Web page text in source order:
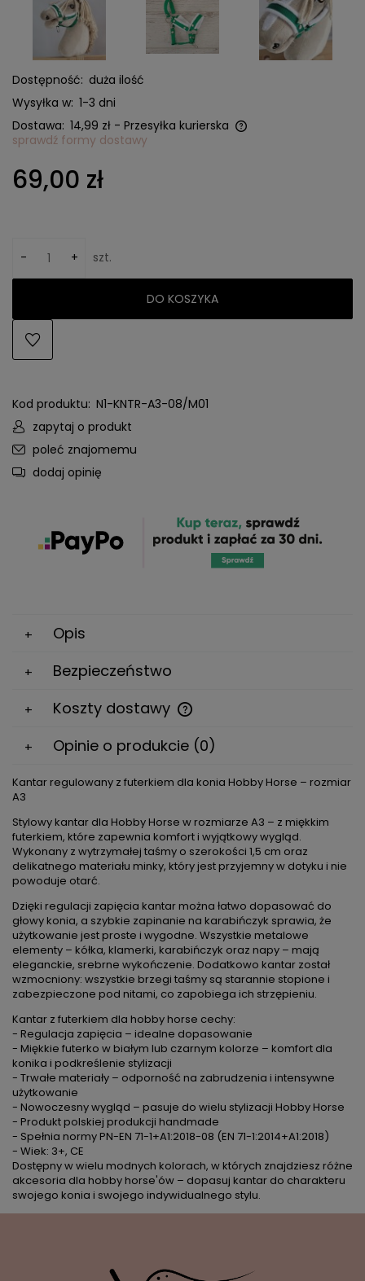
Dostępność: duża ilość
Wysyłka w: 1-3 dni
Dostawa: 14,99 zł - Przesyłka kurierska
Cena nie zawiera ewentualnych kosztów płatności
sprawdź formy dostawy
69,00 zł
- + szt.
DO KOSZYKA
Kod produktu: N1-KNTR-A3-08/M01
zapytaj o produkt
poleć znajomemu
dodaj opinię
Opis
Bezpieczeństwo
Koszty dostawy
Cena nie zawiera ewentualnych kosztów płatności
Opinie o produkcie (0)
Kantar regulowany z futerkiem dla konia Hobby Horse – rozmiar
A3
Stylowy kantar dla Hobby Horse w rozmiarze A3 – z miękkim
futerkiem, które zapewnia komfort i wyjątkowy wygląd.
Wykonany z wytrzymałej taśmy o szerokości 1,5 cm oraz
delikatnego materiału minky, który jest przyjemny w dotyku i nie
powoduje otarć.
Dzięki regulacji zapięcia kantar można łatwo dopasować do
głowy konia, a szybkie zapinanie na karabińczyk sprawia, że
użytkowanie jest proste i wygodne. Wszystkie metalowe
elementy – kółka, klamerki, karabińczyk oraz napy – mają
eleganckie, srebrne wykończenie. Dodatkowo kantar został
wzmocniony: wszystkie brzegi taśmy są starannie stopione i
zabezpieczone pod nitami, co zapobiega ich strzępieniu.
Kantar z futerkiem dla hobby horse cechy:
- Regulacja zapięcia – idealne dopasowanie
- Miękkie futerko w białym lub czarnym kolorze – komfort dla
konika i podkreślenie stylizacji
- Trwałe materiały – odporność na zabrudzenia i intensywne
użytkowanie
- Nowoczesny wygląd – pasuje do wielu stylizacji Hobby Horse
- Produkt polskiej produkcji handmade
- Spełnia normy PN-EN 71-1+A1:2018-08 (EN 71-1:2014+A1:2018)
- Wiek: 3+, CE
Dostępny w wielu modnych kolorach, w których znajdziesz różne
akcesoria dla hobby horse'ów – dopasuj kantar do charakteru
swojego konia i swojego indywidualnego stylu.